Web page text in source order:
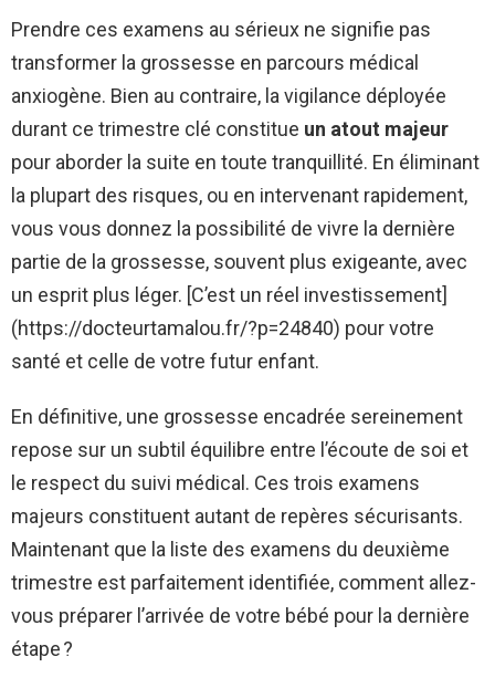
Prendre ces examens au sérieux ne signifie pas
transformer la grossesse en parcours médical
anxiogène. Bien au contraire, la vigilance déployée
durant ce trimestre clé constitue un atout majeur
pour aborder la suite en toute tranquillité. En éliminant
la plupart des risques, ou en intervenant rapidement,
vous vous donnez la possibilité de vivre la dernière
partie de la grossesse, souvent plus exigeante, avec
un esprit plus léger. [C’est un réel investissement]
(https://docteurtamalou.fr/?p=24840) pour votre
santé et celle de votre futur enfant.
En définitive, une grossesse encadrée sereinement
repose sur un subtil équilibre entre l’écoute de soi et
le respect du suivi médical. Ces trois examens
majeurs constituent autant de repères sécurisants.
Maintenant que la liste des examens du deuxième
trimestre est parfaitement identifiée, comment allez-
vous préparer l’arrivée de votre bébé pour la dernière
étape ?